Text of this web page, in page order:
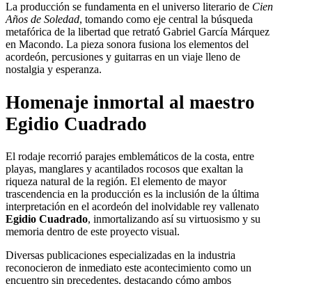
La producción se fundamenta en el universo literario de Cien
Años de Soledad, tomando como eje central la búsqueda
metafórica de la libertad que retrató Gabriel García Márquez
en Macondo. La pieza sonora fusiona los elementos del
acordeón, percusiones y guitarras en un viaje lleno de
nostalgia y esperanza.
Homenaje inmortal al maestro
Egidio Cuadrado
El rodaje recorrió parajes emblemáticos de la costa, entre
playas, manglares y acantilados rocosos que exaltan la
riqueza natural de la región. El elemento de mayor
trascendencia en la producción es la inclusión de la última
interpretación en el acordeón del inolvidable rey vallenato
Egidio Cuadrado, inmortalizando así su virtuosismo y su
memoria dentro de este proyecto visual.
Diversas publicaciones especializadas en la industria
reconocieron de inmediato este acontecimiento como un
encuentro sin precedentes, destacando cómo ambos